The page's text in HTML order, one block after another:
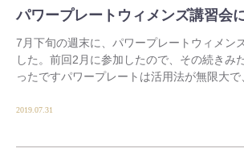
パワープレートウィメンズ講習会
7月下旬の週末に、パワープレートウィメン
した。前回2月に参加したので、その続きみ
ったですパワープレートは活用法が無限大
2019.07.31